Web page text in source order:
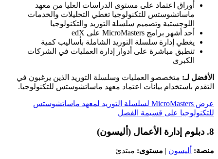
أوراق اعتماد على مستوى الدراسات العليا من معهد
ماساتشوستس للتكنولوجيا تغطي التحليلات والخدمات
اللوجستية وتصميم سلسلة التوريد والتكنولوجيا
أحد أشهر برامج MicroMasters على edX
يغطي إدارة سلسلة التوريد الشاملة بأساليب كمية
تنطبق مباشرة على أدوار إدارة العمليات في الشركات
الكبرى
الأفضل لـ: متخصصو العمليات وسلسلة التوريد الذين يرغبون في
التقدم باستخدام بيانات اعتماد معهد ماساتشوستس للتكنولوجيا.
عرض MicroMasters لسلسلة التوريد لمعهد ماساتشوستس
للتكنولوجيا على قسيمة الفصل
8. دبلوم إدارة الأعمال (أليسون)
منصة: أليسون | مستوى: مبتدئ